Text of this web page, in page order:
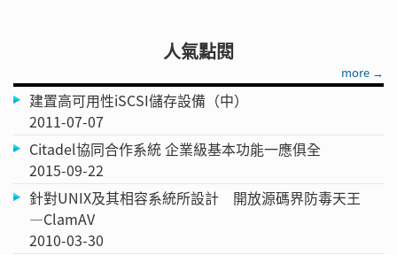
人氣點閱
more →
建置高可用性iSCSI儲存設備（中）
2011-07-07
Citadel協同合作系統 企業級基本功能一應俱全
2015-09-22
針對UNIX及其相容系統所設計 開放源碼界防毒天王
—ClamAV
2010-03-30